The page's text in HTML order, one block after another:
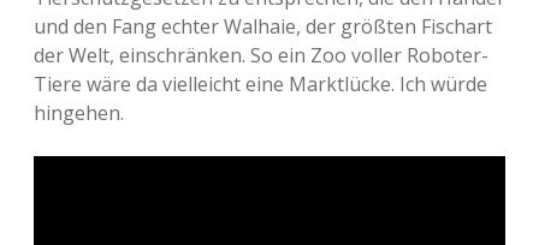
und den Fang echter Walhaie, der größten Fischart
der Welt, einschränken. So ein Zoo voller Roboter-
Tiere wäre da vielleicht eine Marktlücke. Ich würde
hingehen.